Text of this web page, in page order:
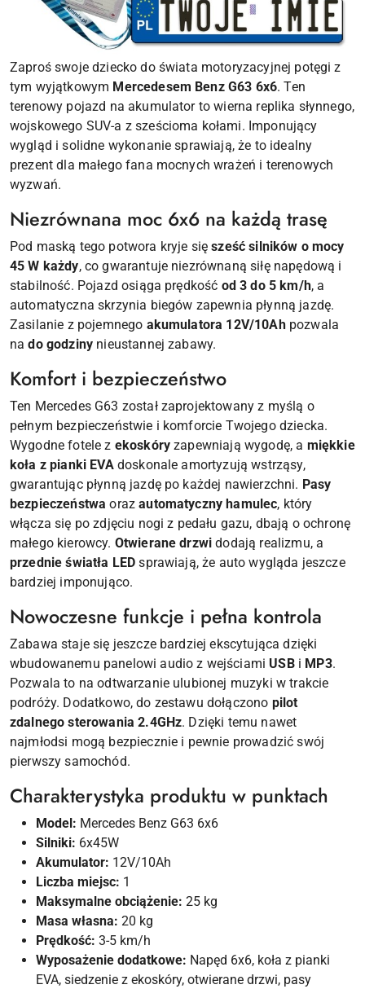
Zaproś swoje dziecko do świata motoryzacyjnej potęgi z
tym wyjątkowym Mercedesem Benz G63 6x6. Ten
terenowy pojazd na akumulator to wierna replika słynnego,
wojskowego SUV-a z sześcioma kołami. Imponujący
wygląd i solidne wykonanie sprawiają, że to idealny
prezent dla małego fana mocnych wrażeń i terenowych
wyzwań.
Niezrównana moc 6x6 na każdą trasę
Pod maską tego potwora kryje sięsześć silników o mocy
45 W każdy, co gwarantuje niezrównaną siłę napędową i
stabilność. Pojazd osiąga prędkość od 3 do 5 km/h, a
automatyczna skrzynia biegów zapewnia płynną jazdę.
Zasilanie z pojemnego akumulatora 12V/10Ahpozwala
nado godziny nieustannej zabawy.
Komfort i bezpieczeństwo
Ten Mercedes G63 został zaprojektowany z myślą o
pełnym bezpieczeństwie i komforcie Twojego dziecka.
Wygodne fotele z ekoskóry zapewniają wygodę, a miękkie
koła z pianki EVAdoskonale amortyzują wstrząsy,
gwarantując płynną jazdę po każdej nawierzchni. Pasy
bezpieczeństwa orazautomatyczny hamulec, który
włącza się po zdjęciu nogi z pedału gazu, dbają o ochronę
małego kierowcy. Otwierane drzwi dodają realizmu, a
przednie światła LED sprawiają, że auto wygląda jeszcze
bardziej imponująco.
Nowoczesne funkcje i pełna kontrola
Zabawa staje się jeszcze bardziej ekscytująca dzięki
wbudowanemu panelowi audio z wejściami USBi MP3.
Pozwala to na odtwarzanie ulubionej muzyki w trakcie
podróży. Dodatkowo, do zestawu dołączono pilot
zdalnego sterowania 2.4GHz. Dzięki temu nawet
najmłodsi mogą bezpiecznie i pewnie prowadzić swój
pierwszy samochód.
Charakterystyka produktu w punktach
Model: Mercedes Benz G63 6x6
Silniki: 6x45W
Akumulator: 12V/10Ah
Liczba miejsc: 1
Maksymalne obciążenie: 25 kg
Masa własna: 20 kg
Prędkość: 3-5 km/h
Wyposażenie dodatkowe: Napęd 6x6, koła z pianki
EVA, siedzenie z ekoskóry, otwierane drzwi, pasy